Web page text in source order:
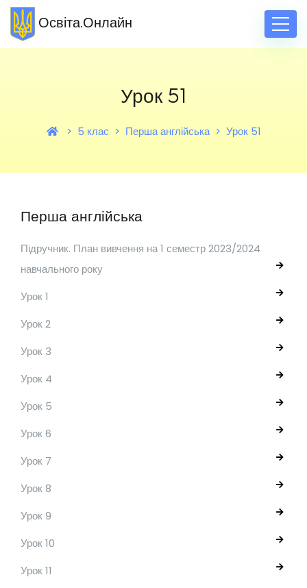
Освіта.Онлайн
Урок 51
5 клас Перша англійська Урок 51
Перша англійська
Підручник. План вивчення на 1 семестр 2023/2024
навчального року
Урок 1
Урок 2
Урок 3
Урок 4
Урок 5
Урок 6
Урок 7
Урок 8
Урок 9
Урок 10
Урок 11